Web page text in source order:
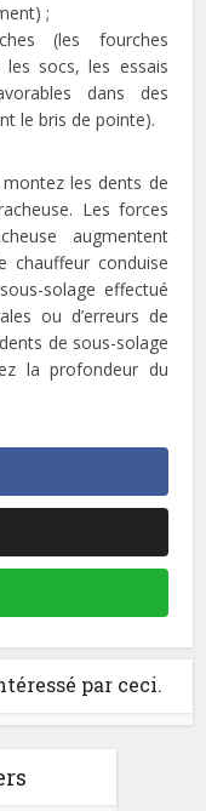
;
(les fourches
socs, les essais
dans des
le bris de pointe).
les dents de
Les forces
augmentent
chauffeur conduise
solage effectué
ou d’erreurs de
de sous-solage
la profondeur du
par ceci.